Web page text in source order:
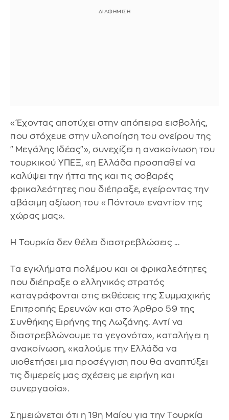
«Έχοντας αποτύχει στην απόπειρα εισβολής,
που στόχευε στην υλοποίηση του ονείρου της
"Μεγάλης Ιδέας"», συνεχίζει η ανακοίνωση του
τουρκικού ΥΠΕΞ, «η Ελλάδα προσπαθεί να
καλύψει την ήττα της και τις σοβαρές
φρικαλεότητες που διέπραξε, εγείροντας την
αβάσιμη αξίωση του «Πόντου» εναντίον της
χώρας μας».
Η Τουρκία δεν θέλει διαστρεβλώσεις ...
Τα εγκλήματα πολέμου και οι φρικαλεότητες
που διέπραξε ο ελληνικός στρατός
καταγράφονται στις εκθέσεις της Συμμαχικής
Επιτροπής Ερευνών και στο Άρθρο 59 της
Συνθήκης Ειρήνης της Λωζάνης. Αντί να
διαστρεβλώνουμε τα γεγονότα», καταλήγει η
ανακοίνωση, «καλούμε την Ελλάδα να
υιοθετήσει μια προσέγγιση που θα αναπτύξει
τις διμερείς μας σχέσεις με ειρήνη και
συνεργασία».
Σημειώνεται ότι η 19η Μαίου για την Τουρκία